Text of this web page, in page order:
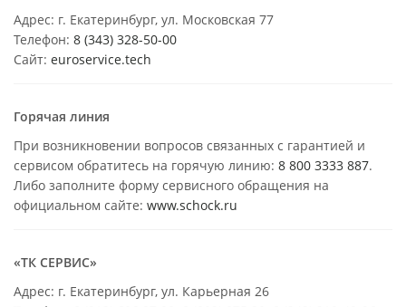
Адрес: г. Екатеринбург, ул. Московская 77
Телефон: 8 (343) 328-50-00
Сайт: euroservice.tech
Горячая линия
При возникновении вопросов связанных с гарантией и
сервисом обратитесь на горячую линию: 8 800 3333 887.
Либо заполните форму сервисного обращения на
официальном сайте: www.schock.ru
«ТК СЕРВИС»
Адрес: г. Екатеринбург, ул. Карьерная 26